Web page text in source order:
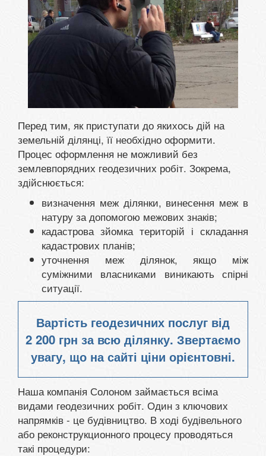
Перед тим, як приступати до якихось дій на
земельній ділянці, її необхідно оформити.
Процес оформлення не можливий без
землевпорядних геодезичних робіт. Зокрема,
здійснюється:
визначення меж ділянки, винесення меж в
натуру за допомогою межових знаків;
кадастрова зйомка територій і складання
кадастрових планів;
уточнення меж ділянок, якщо між
суміжними власниками виникають спірні
ситуації.
Вартість геодезичних послуг від
2 200 грн за всю ділянку. Звертаємо
увагу, що на сайті ціни орієнтовні.
Наша компанія Солоном займається всіма
видами геодезичних робіт. Один з ключових
напрямків - це будівництво. В ході будівельного
або реконструкционного процесу проводяться
такі процедури: